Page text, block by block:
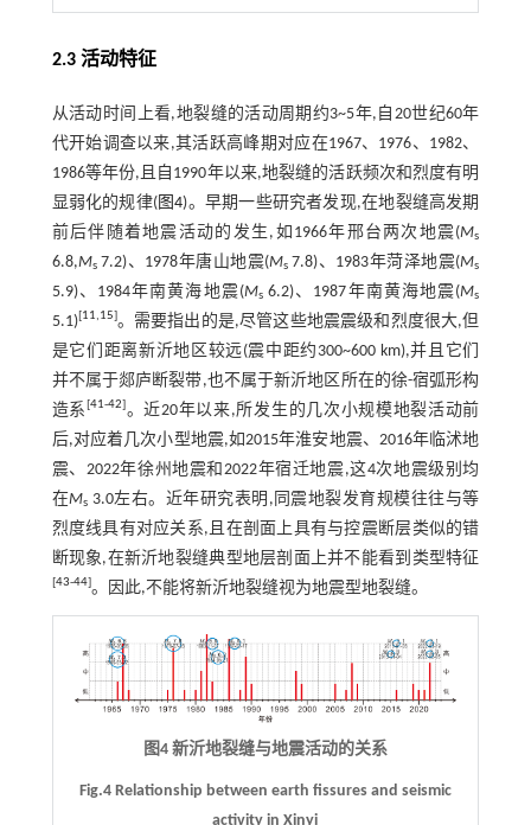
2.3 活动特征
从活动时间上看,地裂缝的活动周期约3~5年,自20世纪60年
代开始调查以来,其活跃高峰期对应在1967、1976、1982、
1986等年份,且自1990年以来,地裂缝的活跃频次和烈度有明
显弱化的规律(图4)。早期一些研究者发现,在地裂缝高发期
前后伴随着地震活动的发生,如1966年邢台两次地震(Ms
6.8,Ms7.2)、1978年唐山地震(Ms 7.8)、1983年菏泽地震(Ms
5.9)、1984年南黄海地震(Ms6.2)、1987年南黄海地震(Ms
5.1)[ 11,15 。需要指出的是,尽管这些地震震级和烈度很大,但
是它们距离新沂地区较远(震中距约300~600 km),并且它们
并不属于郯庐断裂带,也不属于新沂地区所在的徐-宿弧形构
造系 41-42 。近20年以来,所发生的几次小规模地裂活动前
后,对应着几次小型地震,如2015年淮安地震、2016年临沭地
震、2022年徐州地震和2022年宿迁地震,这4次地震级别均
在Ms 3.0左右。近年研究表明,同震地裂发育规模往往与等
烈度线具有对应关系,且在剖面上具有与控震断层类似的错
断现象,在新沂地裂缝典型地层剖面上并不能看到类型特征
43-44] 。因此,不能将新沂地裂缝视为地震型地裂缝。
图4 新沂地裂缝与地震活动的关系
Fig.4 Relationship between earth fissures and seismic
activity in Xinyi